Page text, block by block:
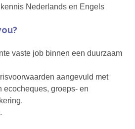
Nederlands en Engels
vaste job binnen een duurzaam
aangevuld met
ecocheques, groeps- en